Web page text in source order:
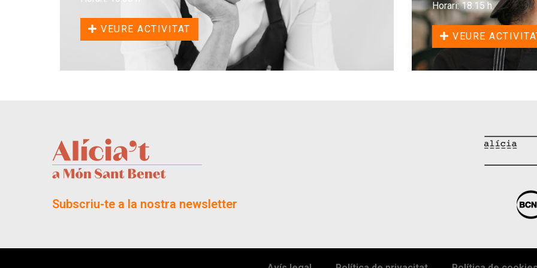
VEURE ACTIVITAT
Horari: 18.15 h
VEURE
Subscriu-te a la nostra newsletter